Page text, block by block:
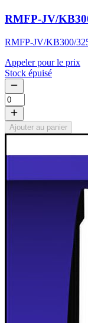
RMFP-JV/
RMFP-JV/KB300/
Appeler pour le prix
Stock épuisé
Ajouter au panier